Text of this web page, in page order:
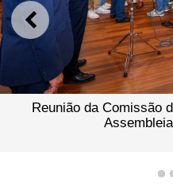
ANTERIOR
Reunião da Comissão
1